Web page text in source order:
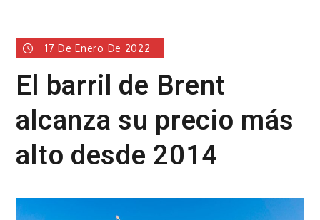
17 De Enero De 2022
El barril de Brent
alcanza su precio más
alto desde 2014